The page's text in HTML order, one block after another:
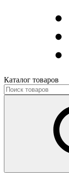
Каталог товаров